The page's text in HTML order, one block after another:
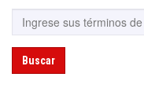
Buscar